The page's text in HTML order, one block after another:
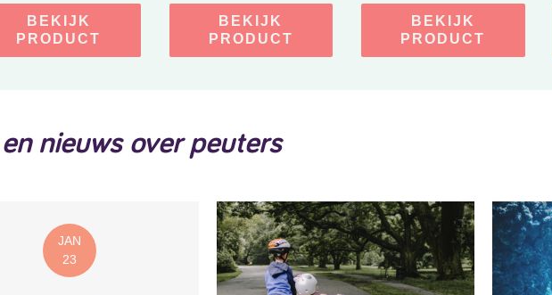
BEKIJK
PRODUCT
BEKIJK
PRODUCT
BEKIJK
PRODUCT
nieuws over peuters
JAN
23